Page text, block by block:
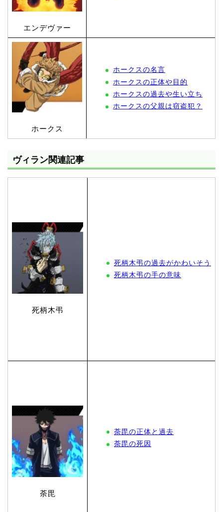
エンデヴァー
ホークス
ホークスの名言
ホークスの正体や目的
ホークスの過去や生い立ち
ホークスの父親は窃盗犯？
ヴィラン関連記事
死柄木弔
死柄木弔の過去がかわいそう
死柄木弔の手の意味
荼毘
荼毘の正体と過去
荼毘の死因